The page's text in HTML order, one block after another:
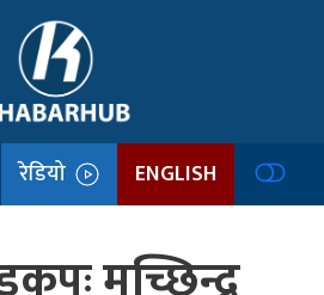
रेडियो ENGLISH